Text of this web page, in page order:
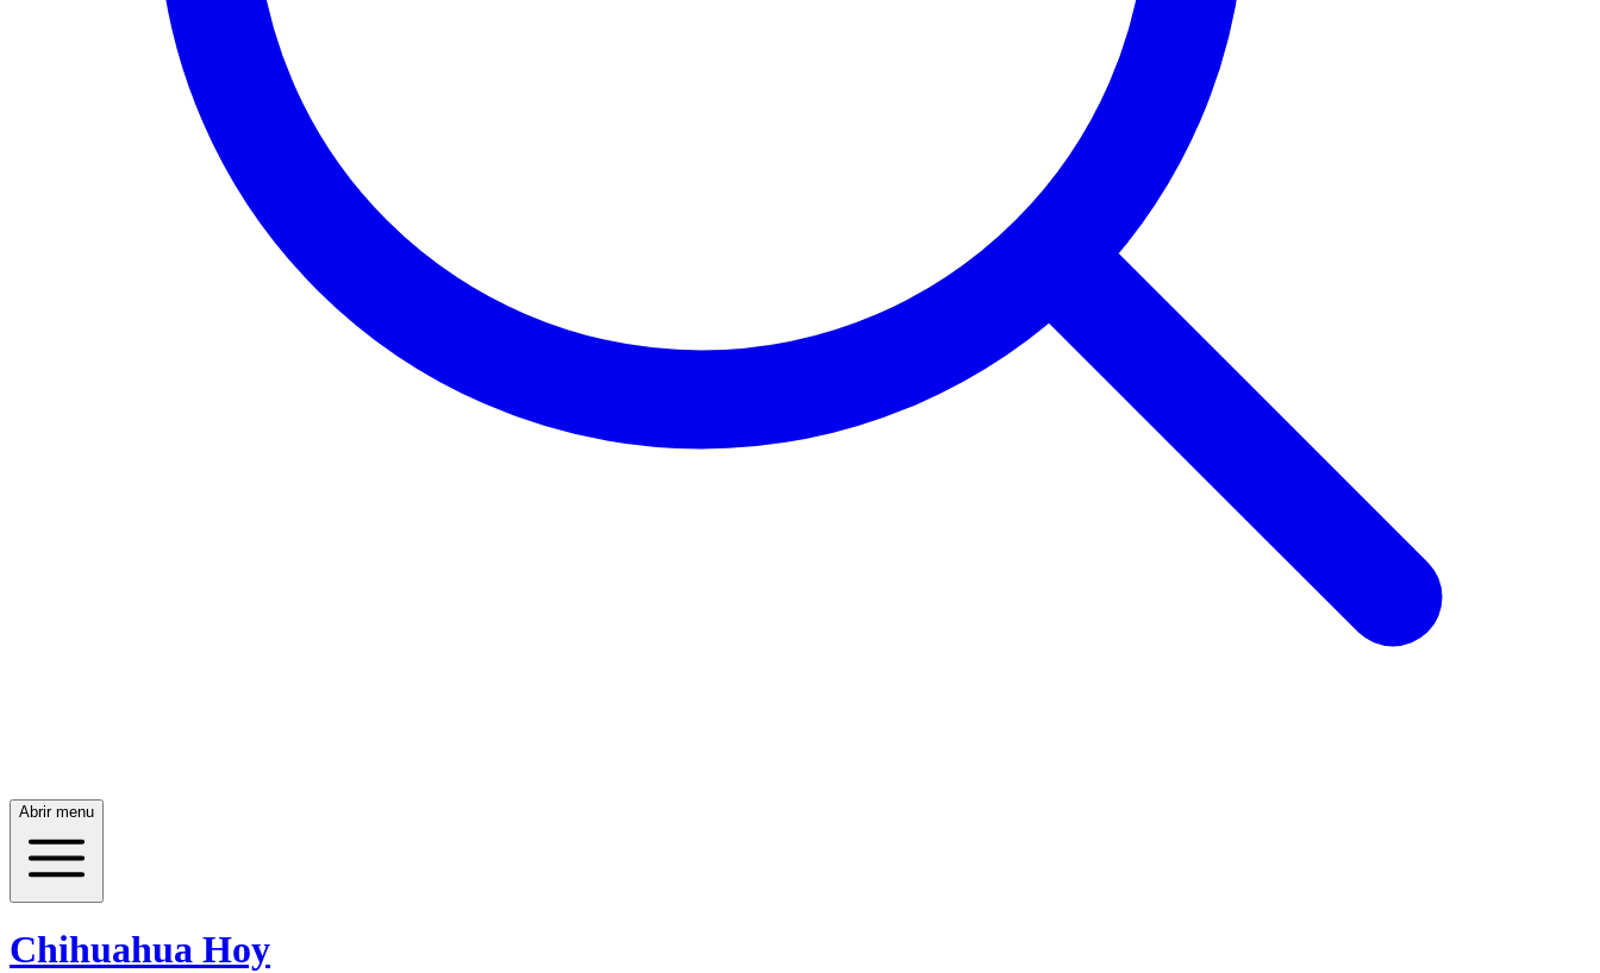
Abrir menu
Chihuahua Hoy